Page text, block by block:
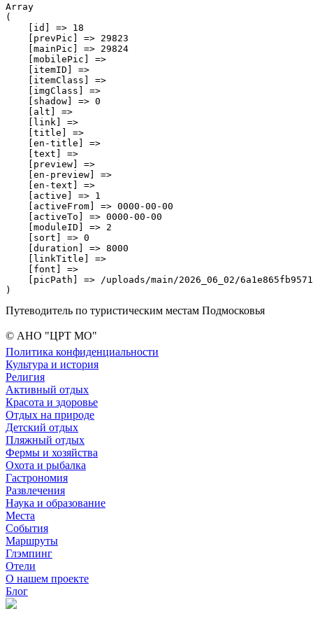
Array
(
    [id] => 18
    [prevPic] => 29823
    [mainPic] => 29824
    [mobilePic] =>
    [itemID] =>
    [itemClass] =>
    [imgClass] =>
    [shadow] => 0
    [alt] =>
    [link] =>
    [title] =>
    [en-title] =>
    [text] =>
    [preview] =>
    [en-preview] =>
    [en-text] =>
    [active] => 1
    [activeFrom] => 0000-00-00
    [activeTo] => 0000-00-00
    [moduleID] => 2
    [sort] => 0
    [duration] => 8000
    [linkTitle] =>
    [font] =>
[picPath] => /uploads/main/2026_06_02/
Путеводитель по туристическим местам Подмосковья
© АНО "ЦРТ МО"
Политика конфиденциальности
Культура и история
Религия
Активный отдых
Красота и здоровье
Отдых на природе
Детский отдых
Пляжный отдых
Фермы и хозяйства
Охота и рыбалка
Гастрономия
Развлечения
Наука и образование
Места
События
Маршруты
Глэмпинг
Отели
О нашем проекте
Блог